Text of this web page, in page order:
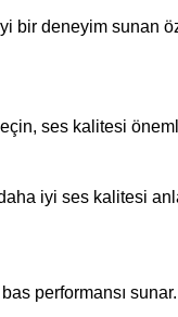
bir deneyim sunan
ses kalitesi
iyi ses kalitesi
performansı